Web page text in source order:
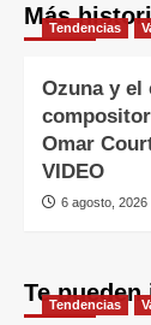
MásTendencias
Ozuna y el
Omar
VIDEO
6 agosto, 2026
TeTendencias